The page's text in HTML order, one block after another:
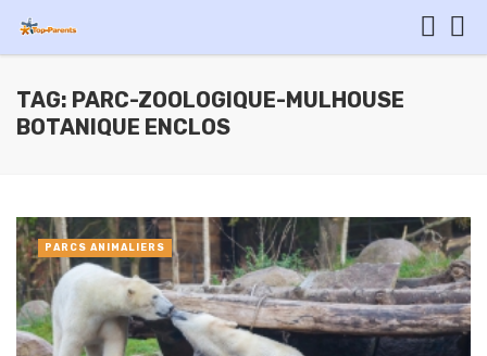
TAG: PARC-ZOOLOGIQUE-MULHOUSE
BOTANIQUE ENCLOS
PARCS ANIMALIERS